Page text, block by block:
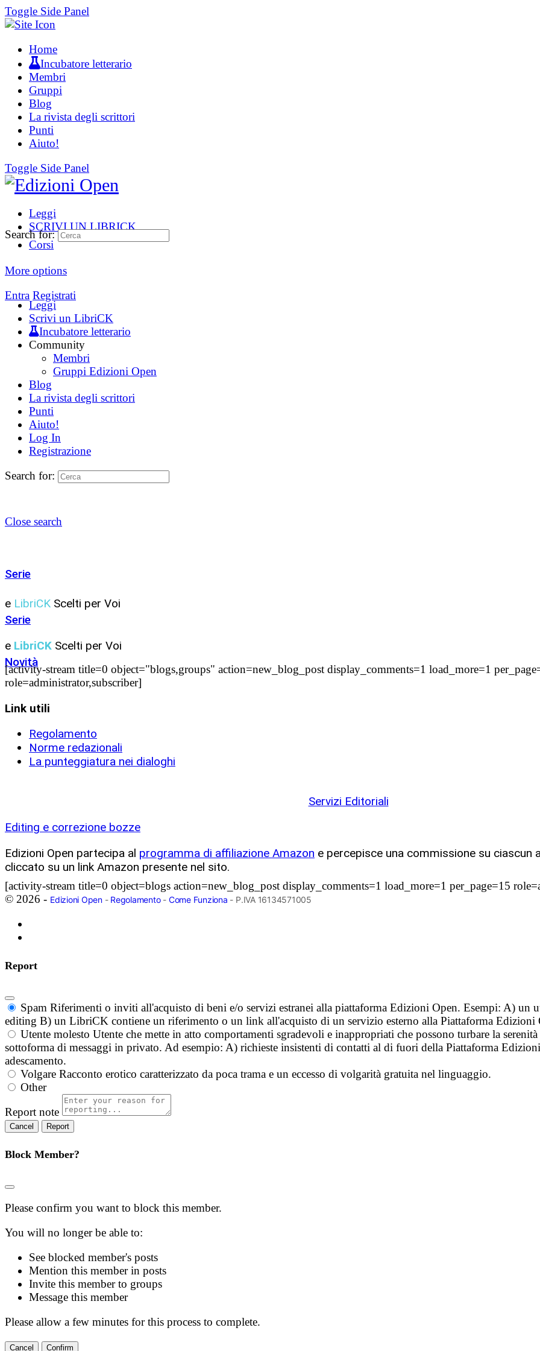
Toggle Side Panel
Home
Incubatore letterario
Membri
Gruppi
Blog
La rivista degli scrittori
Punti
Aiuto!
Toggle Side Panel
Leggi
SCRIVI UN LIBRICK
Corsi
More options
Entra Registrati
Search for:
Leggi
Scrivi un LibriCK
Incubatore letterario
Community
Membri
Gruppi Edizioni Open
Blog
La rivista degli scrittori
Punti
Aiuto!
Log In
Registrazione
Search for:
Close search
Serie
e LibriCK Scelti per Voi
Serie
e LibriCK Scelti per Voi
Novità
[activity-stream title=0 object="blogs,groups" action=new_blog_post display_comments=1 load_more=1
role=administrator,subscriber]
Link utili
Regolamento
Norme redazionali
La punteggiatura nei dialoghi
Servizi Editoriali
Editing e correzione bozze
Edizioni Open partecipa al programma di affiliazione Amazon e percepisce una commissione su
cliccato su un link Amazon presente nel sito.
[activity-stream title=0 object=blogs action=new_blog_post display_comments=1 load_more=1 per_page=15
© 2026 - Edizioni Open- Regolamento- Come Funziona - P.IVA 16134571005
Report
Spam Riferimenti o inviti all'acquisto di beni e/o servizi estranei alla piattaforma Edizioni Open. Esempi: A) un
editing B) un LibriCK contiene un riferimento o un link all'acquisto di un servizio esterno alla Piattaforma Edizioni
Utente molesto Utente che mette in atto comportamenti sgradevoli e inappropriati che possono turbare la
sottoforma di messaggi in privato. Ad esempio: A) richieste insistenti di contatti al di fuori della Piattaforma
adescamento.
Volgare Racconto erotico caratterizzato da poca trama e un eccesso di volgarità gratuita nel linguaggio.
Other
Report note
Report
Block Member?
Please confirm you want to block this member.
You will no longer be able to:
See blocked member's posts
Mention this member in posts
Invite this member to groups
Message this member
Please allow a few minutes for this process to complete.
Confirm